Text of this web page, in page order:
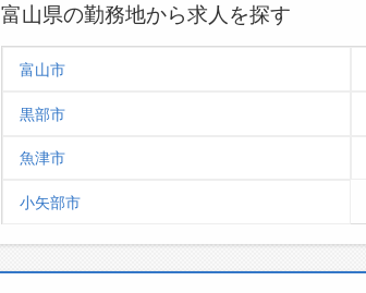
富山県の勤務地から求人を探す
富山市
黒部市
魚津市
小矢部市